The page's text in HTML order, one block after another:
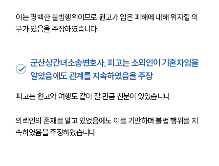
이는 명백한 불법행위이므로 원고가 입은 피해에 대해 위자할 의
무가 있음을 주장하였습니다.
군산상간녀소송변호사, 피고는 소외인이 기혼자임을
알았음에도 관계를 지속하였음을 주장
피고는 원고와 여행도 같이 갈 만큼 친분이 있었습니다.
의뢰인의 존재를 알고 있었음에도 이를 기만하며 불법 행위를 지
속하였음을 주장하였습니다.